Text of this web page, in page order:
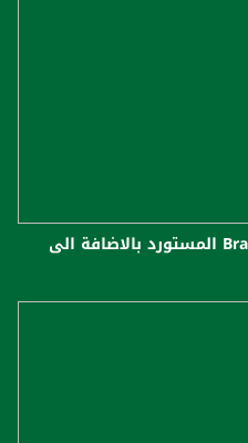
سلّوم: للحفاظ على الدواء الـBrand المستورد بالاضافة الى